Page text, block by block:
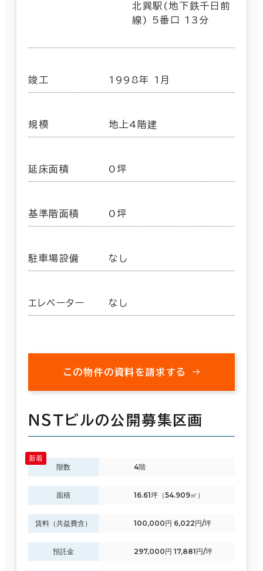
北巽駅(地下鉄千日前
線) 5番口 13分
竣工 1998年 1月
規模 地上4階建
延床面積 0坪
基準階面積 0坪
駐車場設備 なし
エレベーター なし
この物件の資料を請求する
ＮＳＴビルの公開募集区画
階数 4階
面積 16.61坪（54.909㎡）
賃料（共益費含） 100,000円 6,022円/坪
預託金 297,000円 17,881円/坪